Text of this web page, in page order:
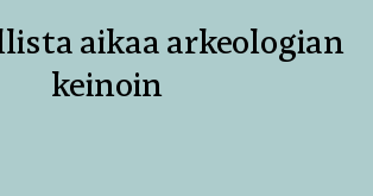
aikaa arkeologian
keinoin